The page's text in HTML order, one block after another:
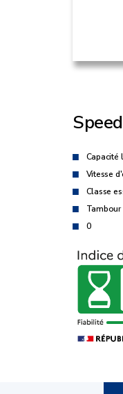
Capacité
Vitesse
Classe
Tambour
0